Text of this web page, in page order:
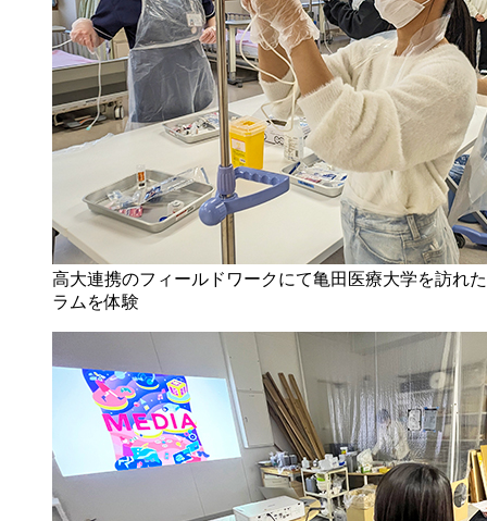
高大連携のフィールドワークにて亀田医療大学を訪れ
ラムを体験